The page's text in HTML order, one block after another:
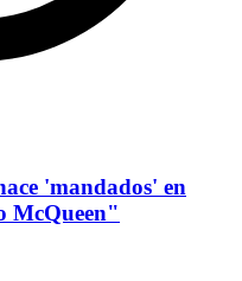
'mandados' en
McQueen"